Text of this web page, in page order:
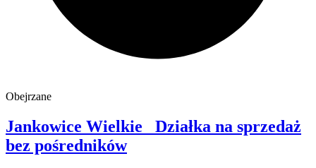
Obejrzane
Jankowice Wielkie
Działka na sprzedaż
bez pośredników